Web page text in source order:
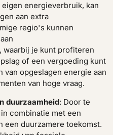
energieverbruik, kan
aan extra
regio's kunnen
waarbij je kunt profiteren
of een vergoeding kunt
opgeslagen energie aan
van hoge vraag.
duurzaamheid: Door te
combinatie met een
een duurzamere toekomst.